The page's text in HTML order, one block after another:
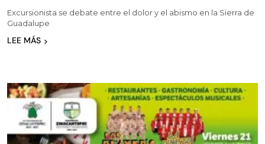
Excursionista se debate entre el dolor y el abismo en la Sierra de
Guadalupe
LEE MÁS